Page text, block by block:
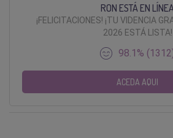
RON ESTÁ EN
¡FELICITACIONES! ¡TU VIDENCIA
2026 ESTÁ LISTA!
98.1%
ACEDA AQUI